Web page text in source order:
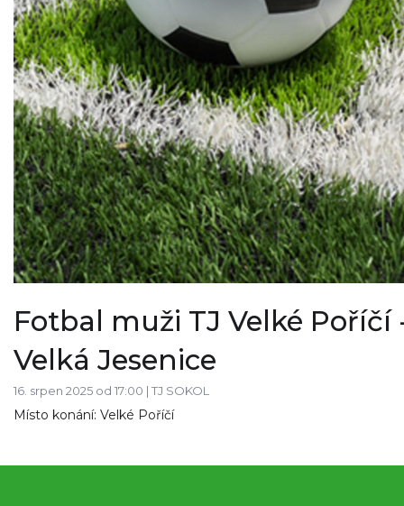
Fotbal muži TJ Velké Poříčí
Velká Jesenice
16. srpen 2025 od 17:00 | TJ SOKOL
Místo konání: Velké Poříčí